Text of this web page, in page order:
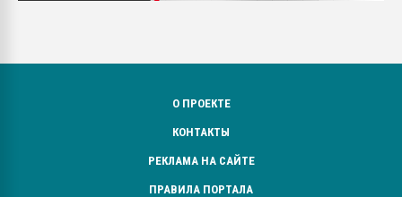
О ПРОЕКТЕ
КОНТАКТЫ
РЕКЛАМА НА САЙТЕ
ПРАВИЛА ПОРТАЛА